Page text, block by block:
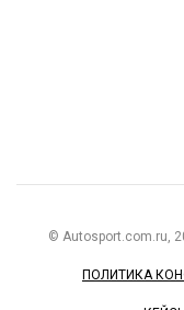
© Autosport.com.ru,
ПОЛИТИКА